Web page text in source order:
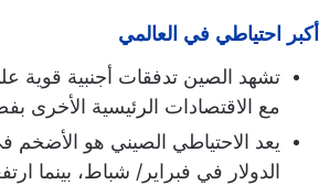
أكبر احتياطي في العالمي
تشهد الصين تدفقات أجنبية قوية
مع الاقتصادات الرئيسية الأخرى